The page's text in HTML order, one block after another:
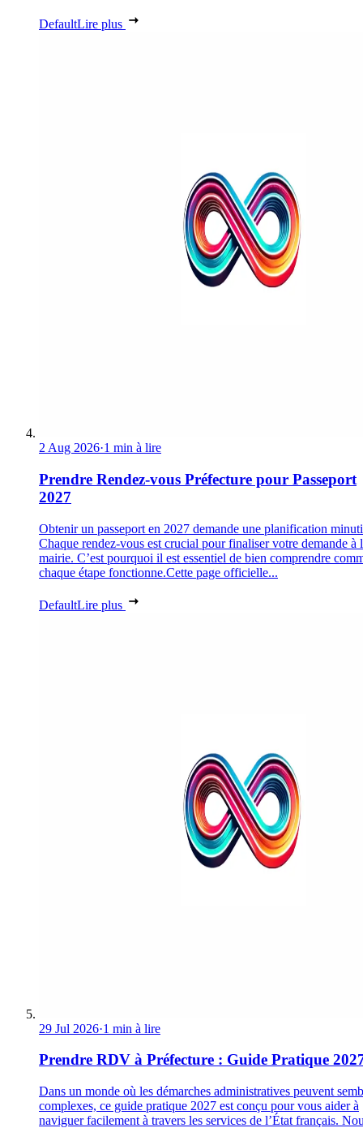
DefaultLire plus
2 Aug 2026·1 min à lire
Prendre Rendez-vous Préfecture pour Passeport
2027
Obtenir un passeport en 2027 demande une planification
Chaque rendez-vous est crucial pour finaliser votre demande à
mairie. C’est pourquoi il est essentiel de bien comprendre
chaque étape fonctionne.Cette page officielle...
DefaultLire plus
29 Jul 2026·1 min à lire
Prendre RDV à Préfecture : Guide Pratique
Dans un monde où les démarches administratives peuvent
complexes, ce guide pratique 2027 est conçu pour vous aider à
naviguer facilement à travers les services de l’État français.